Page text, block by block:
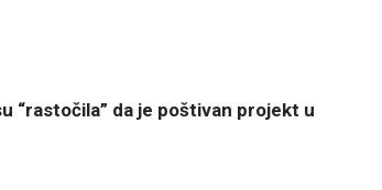
“rastočila” da je poštivan projekt u